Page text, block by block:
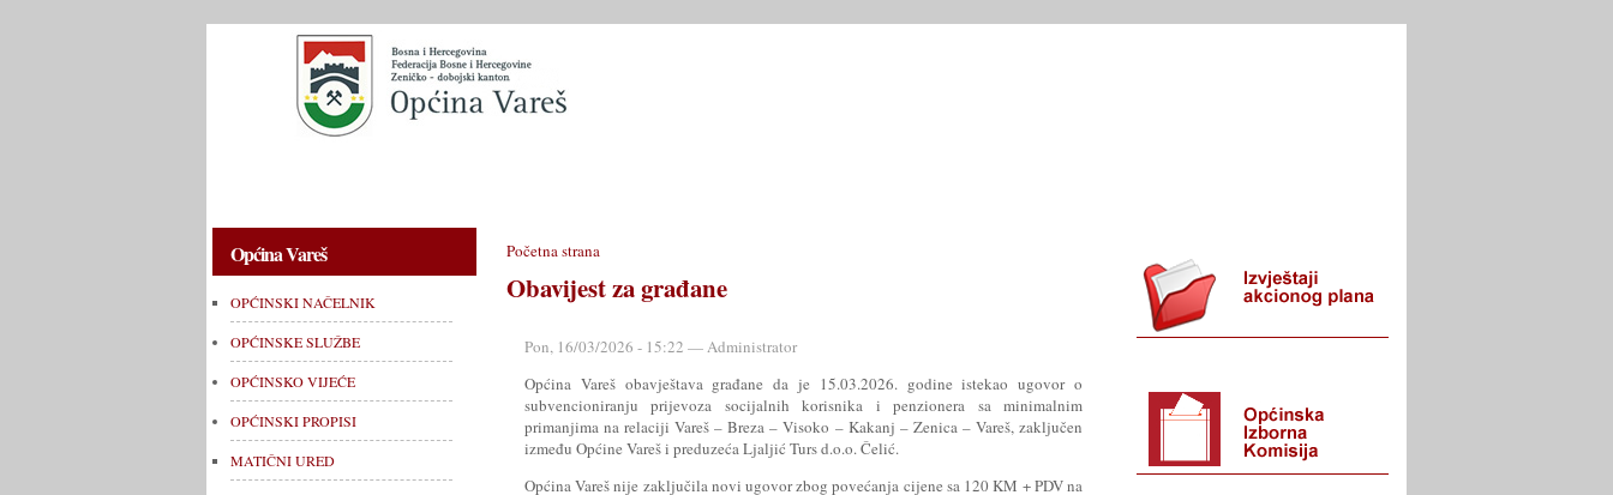
Općina Vareš
OPĆINSKI NAČELNIK
OPĆINSKE SLUŽBE
OPĆINSKO VIJEĆE
OPĆINSKI PROPISI
MATIČNI URED
Početna strana
Obavijest za građane
Pon, 16/03/2026 - 15:22 — Administrator
Općina Vareš obavještava građane da je 15.03.2026. godine istekao ugovor o
subvencioniranju prijevoza socijalnih korisnika i penzionera sa minimalnim
primanjima na relaciji Vareš – Breza – Visoko – Kakanj – Zenica – Vareš, zaključen
između Općine Vareš i preduzeća Ljaljić Turs d.o.o. Čelić.
Općina Vareš nije zaključila novi ugovor zbog povećanja cijene sa 120 KM + PDV na